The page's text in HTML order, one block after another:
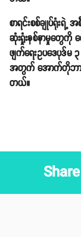
စာရင်းစစ်ချုပ်ရုံး
ဆုံးရှုံးနစ်နာမှုတွေကို
ဖျက်ရေးဥပဒေပုဒ်
အတွက် အောက်တိုဘာ ၁
တယ်။
Share